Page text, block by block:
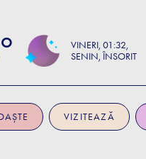
VINERI 01:32
SENIN, ÎNSORIT
VIZITEAZĂ